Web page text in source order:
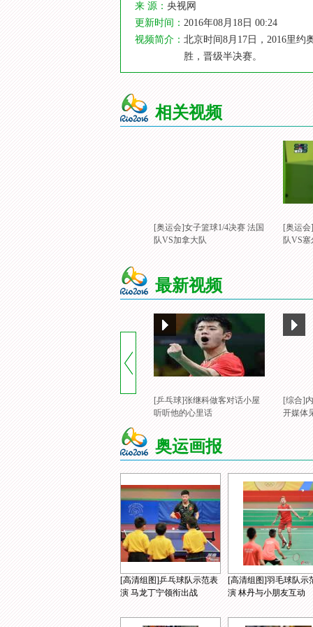
来 源： 央视网
更新时间： 2016年08月18日 00:24
视频简介： 北京时间8月17日，2016里约
胜，晋级半决赛。
相关视频
[奥运会]女子篮球1/4决赛 法国
队VS加拿大队
[奥运
队VS
最新视频
[乒乓球]张继科做客对话小屋
听听他的心里话
[综合]
开媒体
奥运画报
[高清组图]乒乓球队示范表
演 马龙丁宁领衔出战
[高清组图]羽毛球队示
演 林丹与小朋友互动